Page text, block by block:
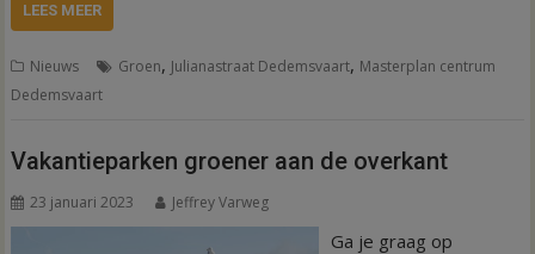
LEES MEER
Nieuws Groen, Julianastraat Dedemsvaart, Masterplan centrum
Dedemsvaart
Vakantieparken groener aan de overkant
23 januari 2023 Jeffrey Varweg
Ga je graag op